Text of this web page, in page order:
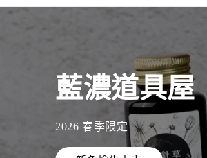
賈
藍濃道具屋
2026 春季限定